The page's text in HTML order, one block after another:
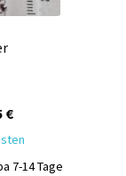
€Aktueller
Preis
7-14 Tage